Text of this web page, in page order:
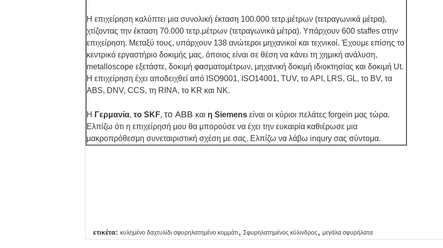
Η επιχείρηση καλύπτει μια συνολική έκταση 100.000 τετρ.μέτρων (τετραγωνικά μέτρα),
χτίζοντας την έκταση 70.000 τετρ.μέτρων (τετραγωνικά μέτρα). Υπάρχουν 600 staffes στην
επιχείρηση. Μεταξύ τους, υπάρχουν 138 ανώτεροι μηχανικοί και τεχνικοί. Έχουμε επίσης το
κεντρικό εργαστήριο δοκιμής μας. όποιος είναι σε θέση να κάνει τη χημική ανάλυση,
metalloscope εξετάστε, δοκιμή φασματομέτρων, μηχανική δοκιμή ιδιοκτησίας και δοκιμή Ut.
Η επιχείρηση έχει αποδειχθεί από ISO9001, ISO14001, TUV, το API, LRS, GL, το BV, τα
ABS, DNV, CCS, τη RINA, το KR και NK.
Η Γερμανία, το SKF, το ABB και η Siemens είναι οι κύριοι πελάτες forgein μας τώρα.
Ελπίζω ότι η επιχείρησή μου θα μπορούσε να έχει την ευκαιρία καθιέρωσε μια
μακροπρόθεσμη συνεταιριστική σχέση με σας. Ελπίζω να λάβω inqury σας σύντομα.
ετικέτα: κυλημένο δαχτυλίδι σφυρηλατημένο κομμάτι , Σφυρηλατημένος κύλινδρος , μεγάλα σφυρήλατα